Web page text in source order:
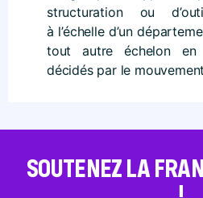
structuration ou
à l’échelle d’un
tout autre échelon
décidés par le
SOUTENEZ LA